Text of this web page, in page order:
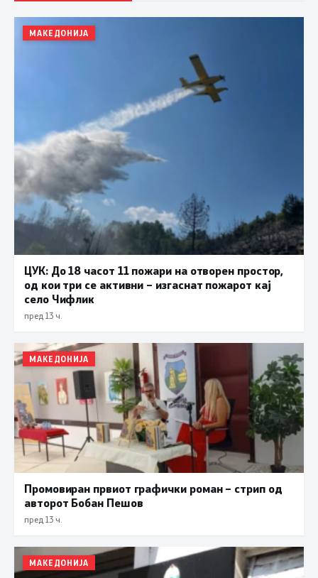
МАКЕДОНИЈА
ЦУК: До 18 часот 11 пожари на отворен простор,
од кои три се активни – изгаснат пожарот кај
село Чифлик
пред 13 ч.
МАКЕДОНИЈА
Промовиран првиот графички роман – стрип од
авторот Бобан Пешов
пред 13 ч.
МАКЕДОНИЈА